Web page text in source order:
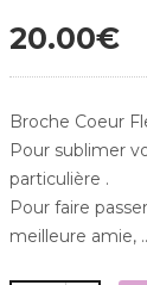
20.00€
Broche Coeur
Pour sublimer
particulière .
Pour faire
meilleure amie,